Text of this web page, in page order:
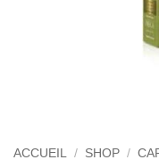
ACCUEIL / SHOP /